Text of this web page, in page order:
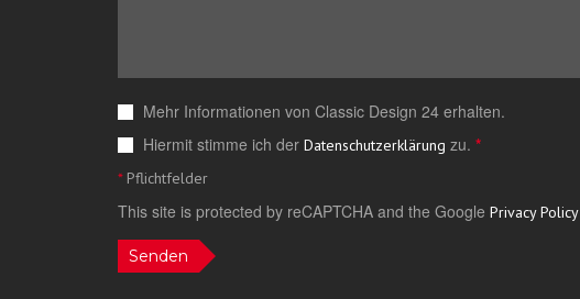
Mehr Informationen von Classic Design 24 erhalten.
Hiermit stimme ich der Datenschutzerklärung zu. *
*Pflichtfelder
This site is protected by reCAPTCHA and the Google Privacy Policy
Senden